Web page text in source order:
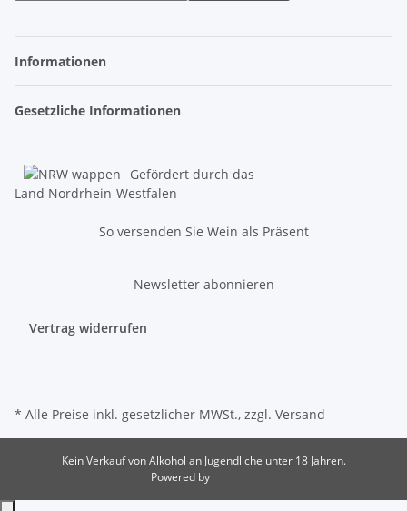
Informationen
Gesetzliche Informationen
Gefördert durch das
Land Nordrhein-Westfalen
So versenden Sie Wein als Präsent
Newsletter abonnieren
Vertrag widerrufen
* Alle Preise inkl. gesetzlicher MWSt., zzgl. Versand
Kein Verkauf von Alkohol an Jugendliche unter 18 Jahren.
Powered by